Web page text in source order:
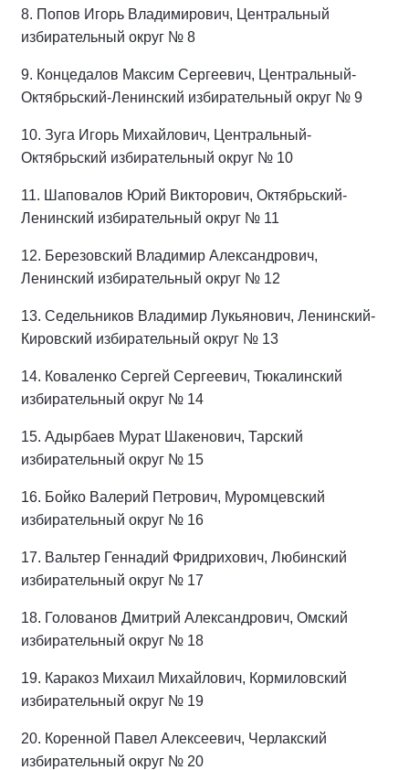
8. Попов Игорь Владимирович, Центральный
избирательный округ № 8
9. Концедалов Максим Сергеевич, Центральный-
Октябрьский-Ленинский избирательный округ № 9
10. Зуга Игорь Михайлович, Центральный-
Октябрьский избирательный округ № 10
11. Шаповалов Юрий Викторович, Октябрьский-
Ленинский избирательный округ № 11
12. Березовский Владимир Александрович,
Ленинский избирательный округ № 12
13. Седельников Владимир Лукьянович, Ленинский-
Кировский избирательный округ № 13
14. Коваленко Сергей Сергеевич, Тюкалинский
избирательный округ № 14
15. Адырбаев Мурат Шакенович, Тарский
избирательный округ № 15
16. Бойко Валерий Петрович, Муромцевский
избирательный округ № 16
17. Вальтер Геннадий Фридрихович, Любинский
избирательный округ № 17
18. Голованов Дмитрий Александрович, Омский
избирательный округ № 18
19. Каракоз Михаил Михайлович, Кормиловский
избирательный округ № 19
20. Коренной Павел Алексеевич, Черлакский
избирательный округ № 20